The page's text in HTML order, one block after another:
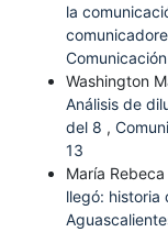
la
Washington
Análisis de
del 8 ,
13
María
llegó: historia